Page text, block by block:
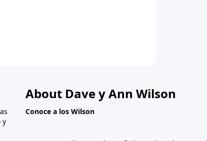
cómo él cuenta sobre la fe
y
About Dave y Ann Wilson
Conoce a los Wilson